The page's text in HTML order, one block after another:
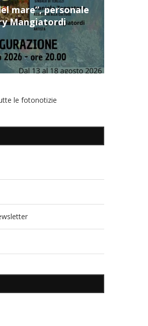
mare”, personale
Mangiatordi
le fotonotizie